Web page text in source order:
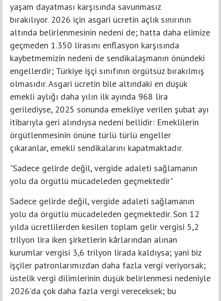
yaşam dayatması karşısında savunmasız
bırakılıyor. 2026 için asgari ücretin açlık sınırının
altında belirlenmesinin nedeni de; hatta daha elimize
geçmeden 1.350 lirasını enflasyon karşısında
kaybetmemizin nedeni de sendikalaşmanın önündeki
engellerdir; Türkiye işçi sınıfının örgütsüz bırakılmış
olmasıdır. Asgari ücretin bile altındaki en düşük
emekli aylığı daha yılın ilk ayında 968 lira
gerilediyse, 2025 sonunda emekliye verilen şubat ayı
itibarıyla geri alındıysa nedeni bellidir: Emeklilerin
örgütlenmesinin önüne türlü türlü engeller
çıkaranlar, emekli sendikalarını kapatmaktadır.
"Sadece gelirde değil, vergide adaleti sağlamanın
yolu da örgütlü mücadeleden geçmektedir"
Sadece gelirde değil, vergide adaleti sağlamanın
yolu da örgütlü mücadeleden geçmektedir. Son 12
yılda ücretlilerden kesilen toplam gelir vergisi 5,2
trilyon lira iken şirketlerin kârlarından alınan
kurumlar vergisi 3,6 trilyon lirada kaldıysa; yani biz
işçiler patronlarımızdan daha fazla vergi veriyorsak;
üstelik vergi dilimlerinin düşük belirlenmesi nedeniyle
2026’da çok daha fazla vergi vereceksek; bu